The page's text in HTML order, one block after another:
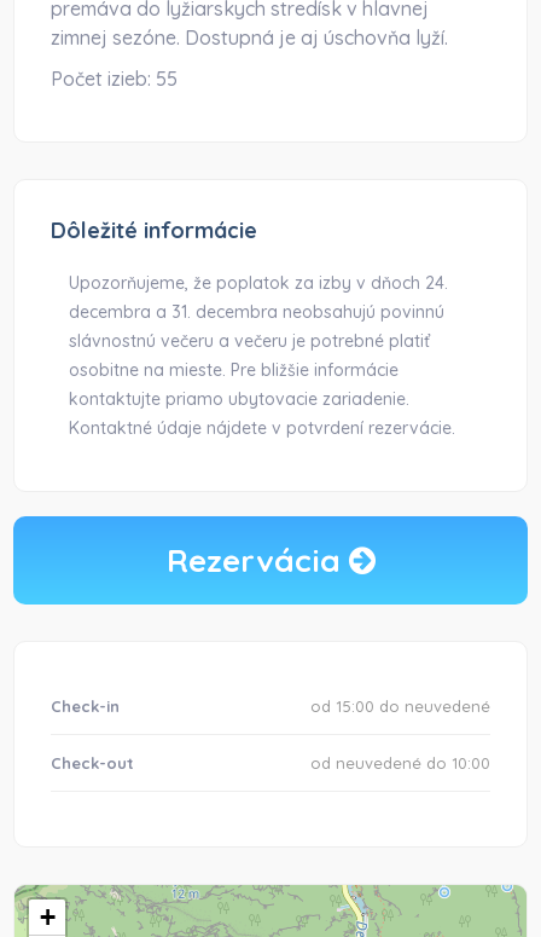
premáva do lyžiarskych stredísk v hlavnej
zimnej sezóne. Dostupná je aj úschovňa lyží.
Počet izieb: 55
Dôležité informácie
Upozorňujeme, že poplatok za izby v dňoch 24.
decembra a 31. decembra neobsahujú povinnú
slávnostnú večeru a večeru je potrebné platiť
osobitne na mieste. Pre bližšie informácie
kontaktujte priamo ubytovacie zariadenie.
Kontaktné údaje nájdete v potvrdení rezervácie.
Rezervácia
Check-in od 15:00 do neuvedené
Check-out od neuvedené do 10:00
+